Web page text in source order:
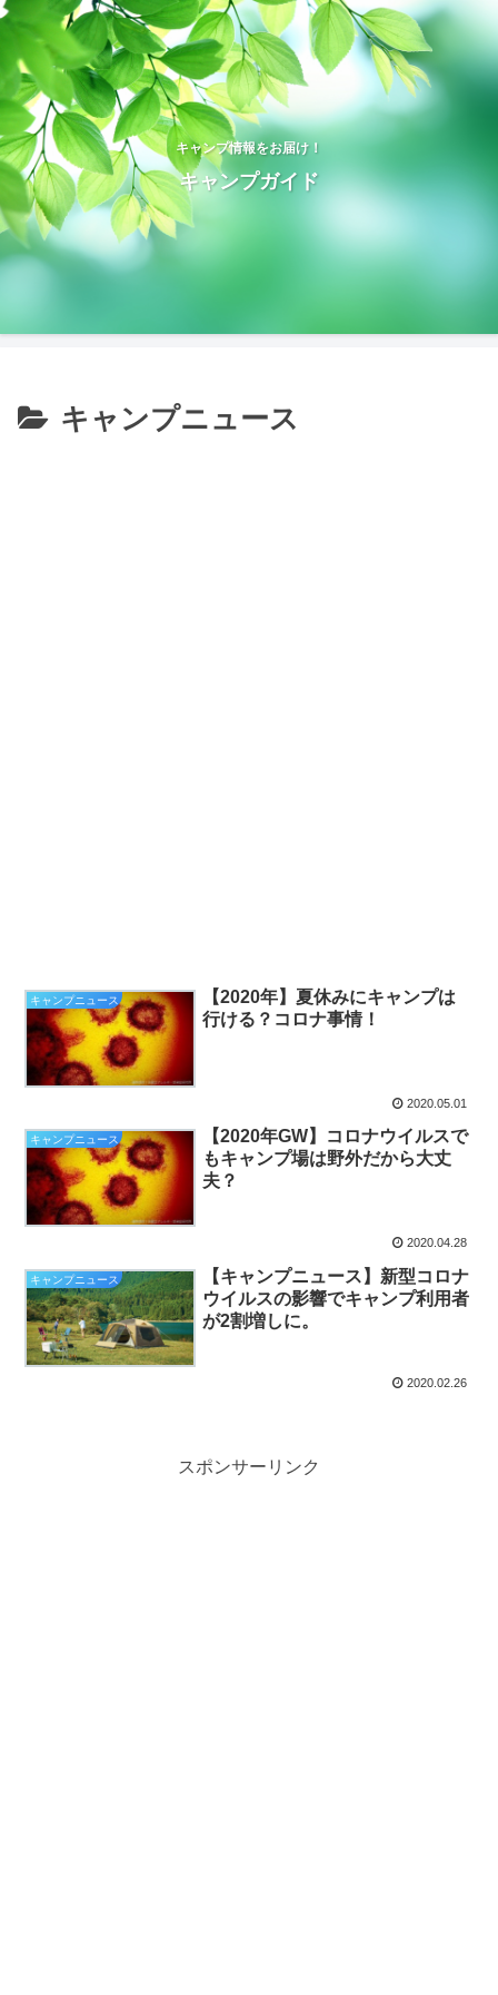
キャンプ情報をお届け！
キャンプガイド
キャンプニュース
キャンプニュース
【2020年】夏休みにキャンプは
行ける？コロナ事情！
2020.05.01
キャンプニュース
【2020年GW】コロナウイルスで
もキャンプ場は野外だから大丈
夫？
2020.04.28
キャンプニュース
【キャンプニュース】新型コロナ
ウイルスの影響でキャンプ利用者
が2割増しに。
2020.02.26
スポンサーリンク